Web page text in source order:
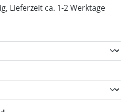
Lieferzeit ca. 1-2 Werktage